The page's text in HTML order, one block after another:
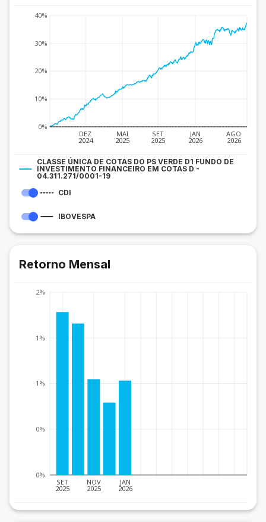
DEZ
2024
MAI
2025
SET
2025
JAN
2026
AGO
2026
0%
10%
20%
30%
40%
CLASSE ÚNICA DE COTAS DO PS VERDE D1 FUNDO DE
INVESTIMENTO FINANCEIRO EM COTAS D -
04.311.271/0001-19
CDI
IBOVESPA
Retorno Mensal
SET
2025
NOV
2025
JAN
2026
0%
0%
1%
1%
2%